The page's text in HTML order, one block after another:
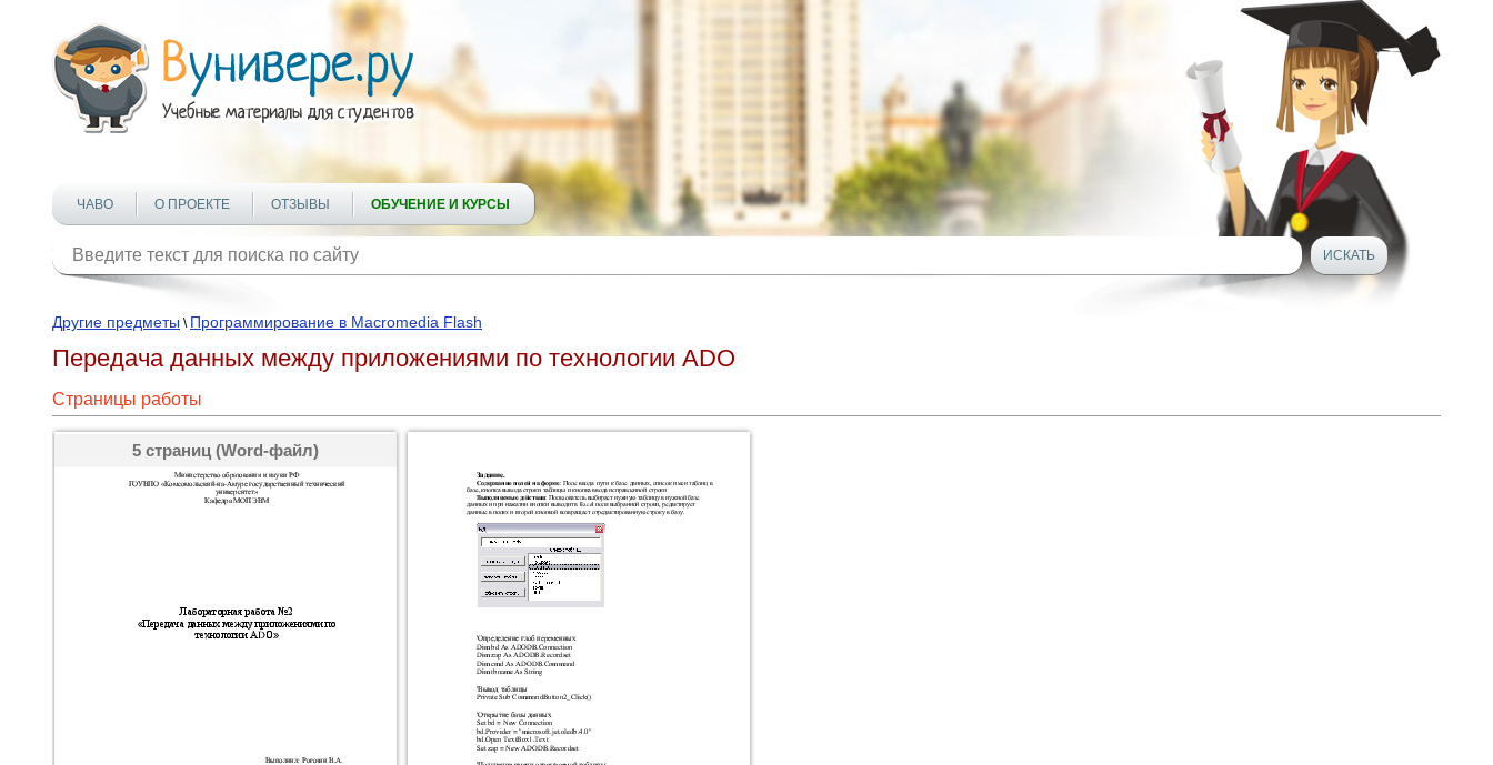
ЧАВО О ПРОЕКТЕ ОТЗЫВЫ ОБУЧЕНИЕ И КУРСЫ
Другие предметы \ Программирование в Macromedia Flash
Передача данных между приложениями по технологии АDО
Страницы работы
5 страниц (Word-файл)